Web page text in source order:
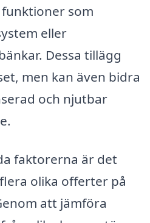
som
eller
Dessa tillägg
men kan även bidra
och njutbar
faktorerna är det
olika offerter på
att jämföra